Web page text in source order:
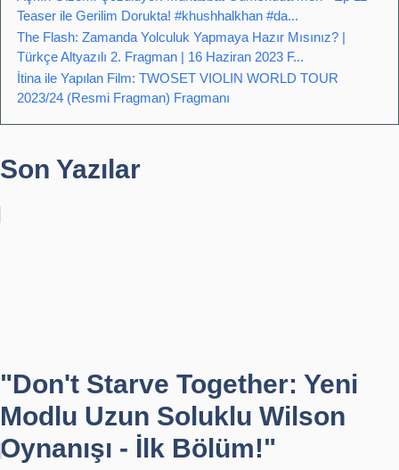
Teaser ile Gerilim Dorukta! #khushhalkhan #da...
The Flash: Zamanda Yolculuk Yapmaya Hazır Mısınız? |
Türkçe Altyazılı 2. Fragman | 16 Haziran 2023 F...
İtina ile Yapılan Film: TWOSET VIOLIN WORLD TOUR
2023/24 (Resmi Fragman) Fragmanı
Son Yazılar
"Don't Starve Together: Yeni
Modlu Uzun Soluklu Wilson
Oynanışı - İlk Bölüm!"